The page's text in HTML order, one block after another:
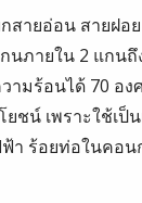
สายอ่อน สายฝอ
นภายใน 2 แกน
ามร้อนได้ 70 อง
ชน์ เพราะใช้เป็
า ร้อยท่อในคอ